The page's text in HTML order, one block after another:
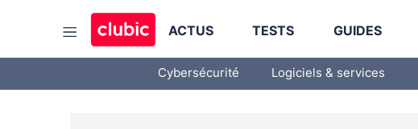
ACTUS TESTS GUIDES
Cybersécurité Logiciels & services